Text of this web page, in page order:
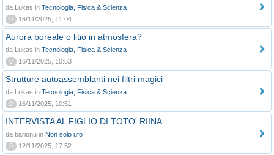
da Lukas in Tecnologia, Fisica & Scienza
0
16/11/2025, 11:04
Aurora boreale o litio in atmosfera?
da Lukas in Tecnologia, Fisica & Scienza
0
16/11/2025, 10:53
Strutture autoassemblanti nei filtri magici
da Lukas in Tecnologia, Fisica & Scienza
0
16/11/2025, 10:51
INTERVISTA AL FIGLIO DI TOTO' RIINA
da barionu in Non solo ufo
0
12/11/2025, 17:52